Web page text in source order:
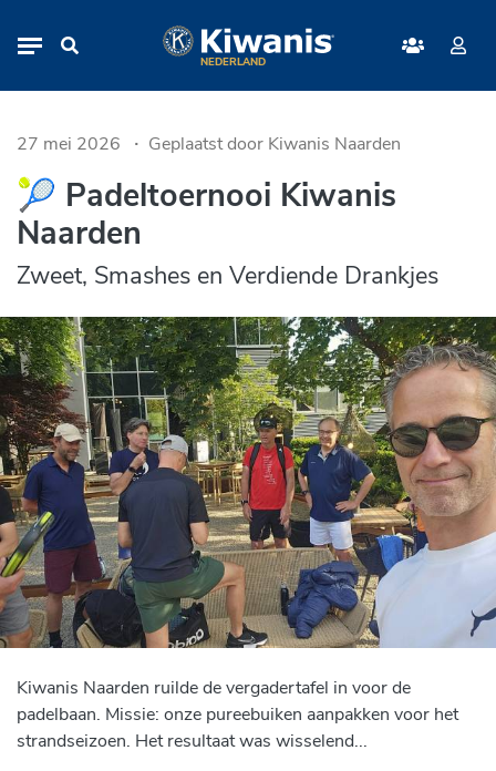
Padeltoernooi Kiwanis Naarden
NEDERLAND
27 mei 2026 Geplaatst door Kiwanis Naarden
🎾 Padeltoernooi Kiwanis
Naarden
Zweet, Smashes en Verdiende Drankjes
Kiwanis Naarden ruilde de vergadertafel in voor de
padelbaan. Missie: onze pureebuiken aanpakken voor het
strandseizoen. Het resultaat was wisselend...